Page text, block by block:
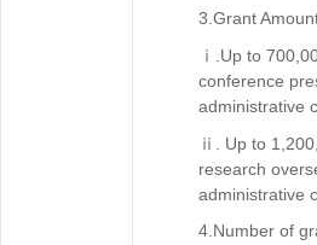
3.Grant
ⅰ.Up to
conference
administrative
ⅱ. Up to
research
administrative
4.Number of